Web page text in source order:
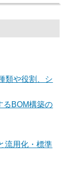
類や役割、シ
るBOM構築の
流用化・標準